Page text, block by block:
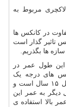
مربوط به
در کانکس ها
تاثیر گذار است
ها بگذریم.
طول عمر در
، در کانکس های درجه یک
حداقل ۱۰ سال و در کانکس های ممتاز نیز حداقل ۱۵ سال است و
دیگر به عمر این
بالا استفاده ی